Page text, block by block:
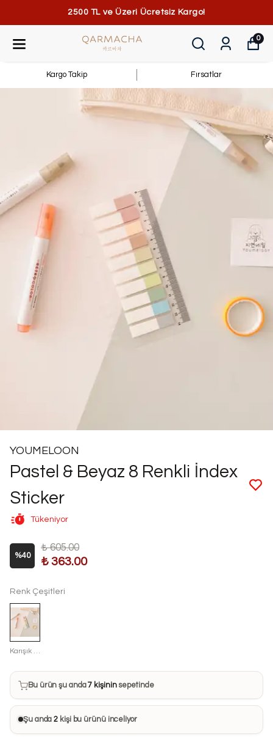
2500 TL ve Üzeri Ücretsiz Kargo!
0
Kargo Takip Fırsatlar
YOUMELOON
Pastel & Beyaz 8 Renkli İndex
Sticker
Tükeniyor
%40
₺ 605.00
₺ 363.00
Renk Çeşitleri
Bu ürün şu anda7 kişininsepetinde
Bu ürünü 22 kişi favorilerine ekledi
Şu anda2 kişi bu ürünü inceliyor